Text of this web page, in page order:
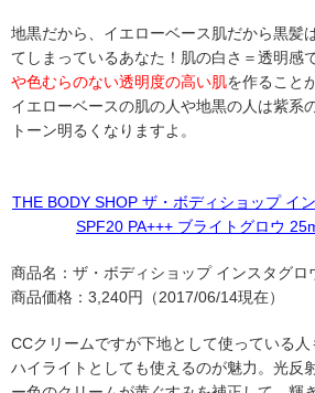
地黒だから、イエローベース肌だから黒
てしまっているあなた！肌の白さ＝透明感
や色むらのない透明度の高い肌を作ること
イエローベースの肌の人や地黒の人は紫系
トーン明るくなりますよ。
THE BODY SHOP ザ・ボディショップ イ
SPF20 PA+++ ブライトグロウ
商品名：ザ・ボディショップ インスタグロ
商品価格：3,240円（2017/06/14現在）
CCクリームですが下地として使っている
ハイライトとしても使えるのが魅力。光反